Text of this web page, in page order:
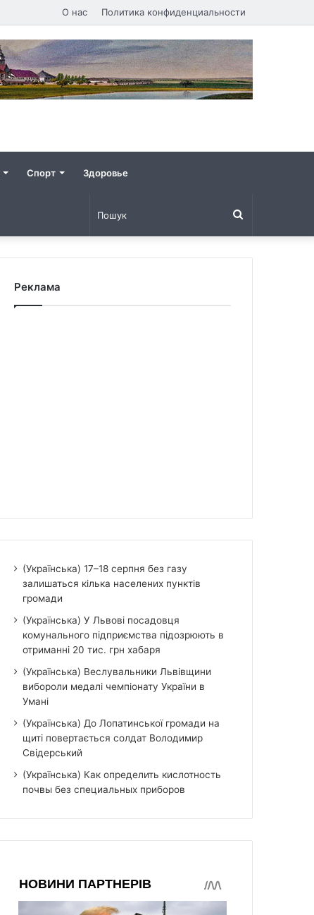
О нас Политика конфиденциальности
Спорт Здоровье
Реклама
(Українська) 17–18 серпня без газу
залишаться кілька населених пунктів
громади
(Українська) У Львові посадовця
комунального підприємства підозрюють в
отриманні 20 тис. грн хабаря
(Українська) Веслувальники Львівщини
вибороли медалі чемпіонату України в
Умані
(Українська) До Лопатинської громади на
щиті повертається солдат Володимир
Свідерський
(Українська) Как определить кислотность
почвы без специальных приборов